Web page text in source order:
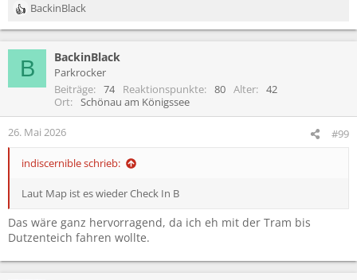
R
e
i
n
e
BackinBlack
B BackinBlack
Parkrocker
Beiträge
74 Reaktionspunkte 80 Alter
42
Ort
Schönau am Königssee
26. Mai 2026 #99
indiscernible schrieb:
Laut Map ist es wieder Check In B
Das wäre ganz hervorragend, da ich eh mit der Tram bis
Dutzenteich fahren wollte.